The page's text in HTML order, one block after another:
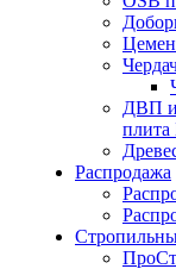
ДВП
плита
Распродажа